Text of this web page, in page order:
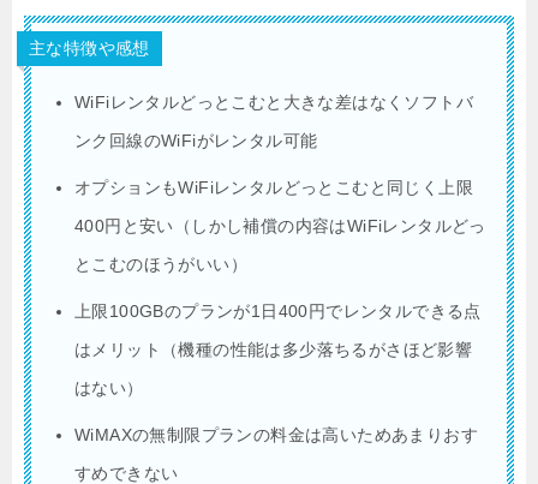
主な特徴や感想
WiFiレンタルどっとこむと大きな差はなくソフトバ
ンク回線のWiFiがレンタル可能
オプションもWiFiレンタルどっとこむと同じく上限
400円と安い（しかし補償の内容はWiFiレンタルどっ
とこむのほうがいい）
上限100GBのプランが1日400円でレンタルできる点
はメリット（機種の性能は多少落ちるがさほど影響
はない）
WiMAXの無制限プランの料金は高いためあまりおす
すめできない